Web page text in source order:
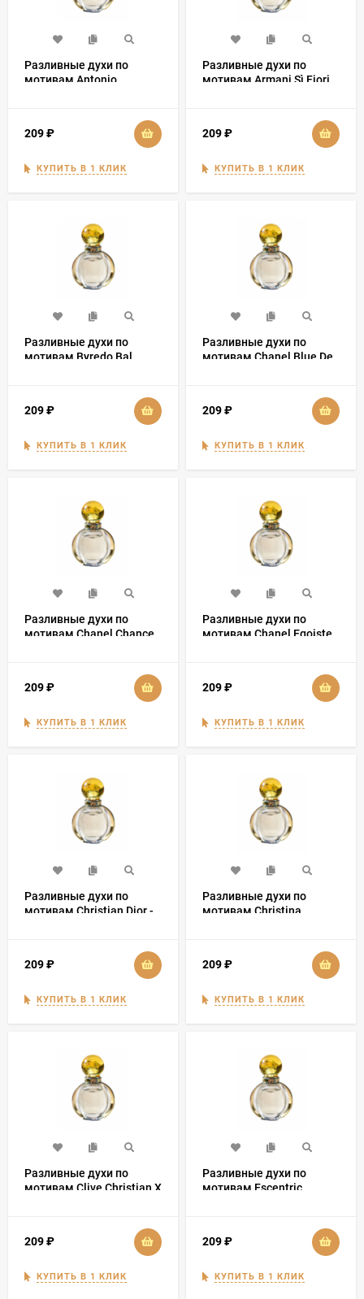
Разливные духи по
мотивам Antonio
209₽
КУПИТЬ В 1 КЛИК
Разливные духи по
мотивам Armani Sì Fiori
209₽
КУПИТЬ В 1 КЛИК
Разливные духи по
мотивам Byredo Bal
209₽
КУПИТЬ В 1 КЛИК
Разливные духи по
мотивам Chanel Blue De
209₽
КУПИТЬ В 1 КЛИК
Разливные духи по
мотивам Chanel Chance
209₽
КУПИТЬ В 1 КЛИК
Разливные духи по
мотивам Chanel Egoiste
209₽
КУПИТЬ В 1 КЛИК
Разливные духи по
мотивам Christian Dior -
209₽
КУПИТЬ В 1 КЛИК
Разливные духи по
мотивам Christina
209₽
КУПИТЬ В 1 КЛИК
Разливные духи по
мотивам Clive Christian X
209₽
КУПИТЬ В 1 КЛИК
Разливные духи по
мотивам Escentric
209₽
КУПИТЬ В 1 КЛИК